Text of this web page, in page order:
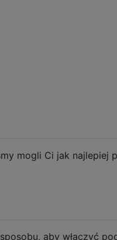
mogli Ci jak najlepiej
aby włączyć